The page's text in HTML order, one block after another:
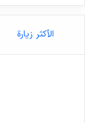
الأكثر زيارة